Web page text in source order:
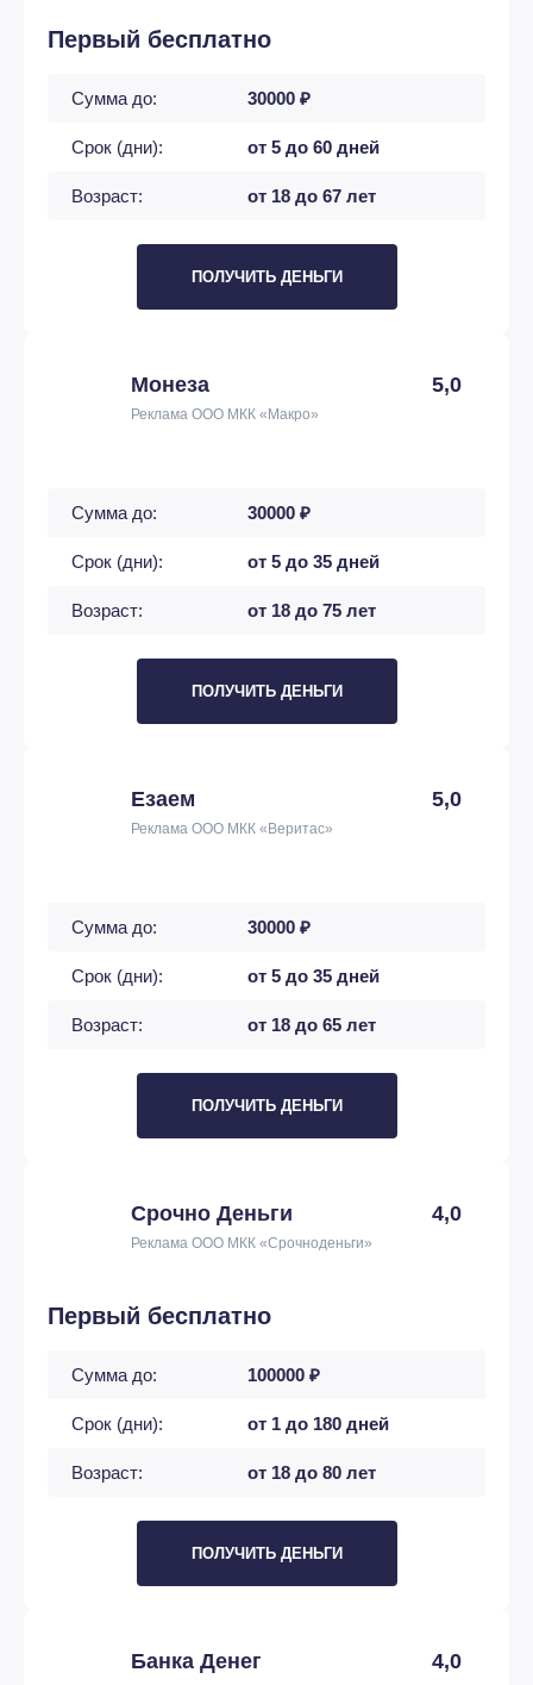
Первый бесплатно
Сумма до: 30000 ₽
Срок (дни): от 5 до 60 дней
Возраст: от 18 до 67 лет
ПОЛУЧИТЬ ДЕНЬГИ
Монеза 5,0
Реклама ООО МКК «Макро»
Сумма до: 30000 ₽
Срок (дни): от 5 до 35 дней
Возраст: от 18 до 75 лет
ПОЛУЧИТЬ ДЕНЬГИ
Езаем 5,0
Реклама ООО МКК «Веритас»
Сумма до: 30000 ₽
Срок (дни): от 5 до 35 дней
Возраст: от 18 до 65 лет
ПОЛУЧИТЬ ДЕНЬГИ
Срочно Деньги 4,0
Реклама ООО МКК «Срочноденьги»
Первый бесплатно
Сумма до: 100000 ₽
Срок (дни): от 1 до 180 дней
Возраст: от 18 до 80 лет
ПОЛУЧИТЬ ДЕНЬГИ
Банка Денег 4,0